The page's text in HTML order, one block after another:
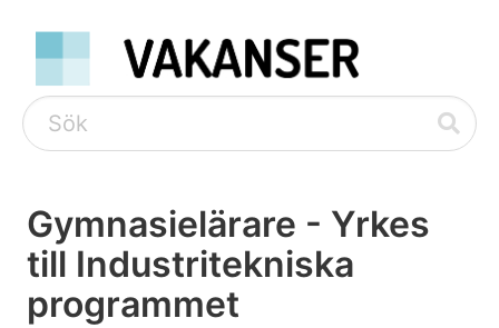
Gymnasielärare - Yrkes
till Industritekniska
programmet